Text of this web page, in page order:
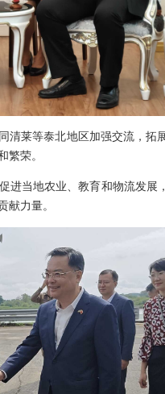
清莱等泰北地区加强交流，拓
繁荣。
进当地农业、教育和物流发展
献力量。